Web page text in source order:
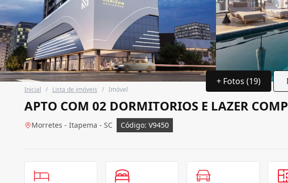
+ Fotos (19)
Inicial / Lista de imóveis / Imóvel
APTO COM 02 DORMITORIOS E LAZER
Morretes - Itapema - SC Código: V9450